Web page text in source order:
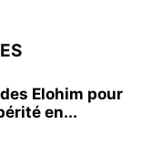
Elohim pour
en...